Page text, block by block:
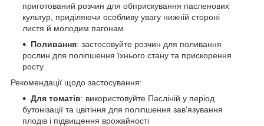
приготований розчин для обприскування пасленових
культур, приділяючи особливу увагу нижній стороні
листя й молодим пагонам
Поливання: застосовуйте розчин для поливання
рослин для поліпшення їхнього стану та прискорення
росту
Рекомендації щодо застосування:
Для томатів: використовуйте Пасліній у період
бутонізації та цвітіння для поліпшення зав'язування
плодів і підвищення врожайності